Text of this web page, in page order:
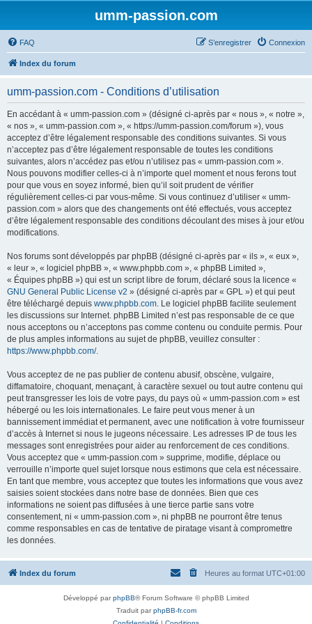
umm-passion.com
FAQ Connexion
S’enregistrer
Index du forum
umm-passion.com - Conditions d’utilisation
En accédant à « umm-passion.com » (désigné ci-après par « nous », « notre »,
« nos », « umm-passion.com », « https://umm-passion.com/forum »), vous
acceptez d’être légalement responsable des conditions suivantes. Si vous
n’acceptez pas d’être légalement responsable de toutes les conditions
suivantes, alors n’accédez pas et/ou n’utilisez pas « umm-passion.com ».
Nous pouvons modifier celles-ci à n’importe quel moment et nous ferons tout
pour que vous en soyez informé, bien qu’il soit prudent de vérifier
régulièrement celles-ci par vous-même. Si vous continuez d’utiliser « umm-
passion.com » alors que des changements ont été effectués, vous acceptez
d’être légalement responsable des conditions découlant des mises à jour et/ou
modifications.
Nos forums sont développés par phpBB (désigné ci-après par « ils », « eux »,
« leur », « logiciel phpBB », « www.phpbb.com », « phpBB Limited »,
« Équipes phpBB ») qui est un script libre de forum, déclaré sous la licence «
GNU General Public License v2 » (désigné ci-après par « GPL ») et qui peut
être téléchargé depuis www.phpbb.com. Le logiciel phpBB facilite seulement
les discussions sur Internet. phpBB Limited n’est pas responsable de ce que
nous acceptons ou n’acceptons pas comme contenu ou conduite permis. Pour
de plus amples informations au sujet de phpBB, veuillez consulter :
https://www.phpbb.com/.
Vous acceptez de ne pas publier de contenu abusif, obscène, vulgaire,
diffamatoire, choquant, menaçant, à caractère sexuel ou tout autre contenu qui
peut transgresser les lois de votre pays, du pays où « umm-passion.com » est
hébergé ou les lois internationales. Le faire peut vous mener à un
bannissement immédiat et permanent, avec une notification à votre fournisseur
d’accès à Internet si nous le jugeons nécessaire. Les adresses IP de tous les
messages sont enregistrées pour aider au renforcement de ces conditions.
Vous acceptez que « umm-passion.com » supprime, modifie, déplace ou
verrouille n’importe quel sujet lorsque nous estimons que cela est nécessaire.
En tant que membre, vous acceptez que toutes les informations que vous avez
saisies soient stockées dans notre base de données. Bien que ces
informations ne soient pas diffusées à une tierce partie sans votre
consentement, ni « umm-passion.com », ni phpBB ne pourront être tenus
comme responsables en cas de tentative de piratage visant à compromettre
les données.
Index du forum Heures au format UTC+01:00
Développé parphpBB® Forum Software © phpBB Limited
Traduit parphpBB-fr.com